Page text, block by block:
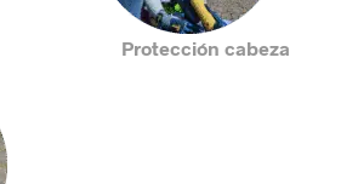
Protección cabeza